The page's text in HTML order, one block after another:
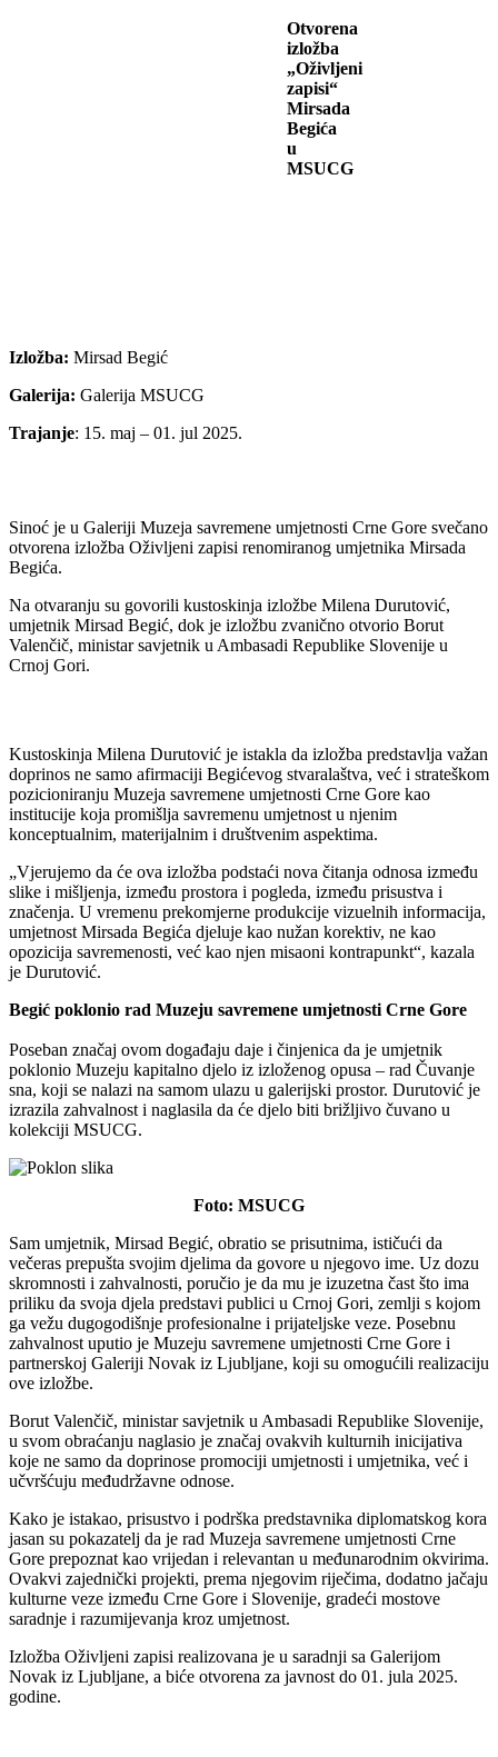
Otvorena
izložba
„Oživljeni
zapisi“
Mirsada
Begića
u
MSUCG
Izložba: Mirsad Begić
Galerija: Galerija MSUCG
Trajanje: 15. maj – 01. jul 2025.
Sinoć je u Galeriji Muzeja savremene umjetnosti Crne Gore svečano
otvorena izložba Oživljeni zapisi renomiranog umjetnika Mirsada
Begića.
Na otvaranju su govorili kustoskinja izložbe Milena Durutović,
umjetnik Mirsad Begić, dok je izložbu zvanično otvorio Borut
Valenčič, ministar savjetnik u Ambasadi Republike Slovenije u
Crnoj Gori.
Kustoskinja Milena Durutović je istakla da izložba predstavlja važan
doprinos ne samo afirmaciji Begićevog stvaralaštva, već i strateškom
pozicioniranju Muzeja savremene umjetnosti Crne Gore kao
institucije koja promišlja savremenu umjetnost u njenim
konceptualnim, materijalnim i društvenim aspektima.
„Vjerujemo da će ova izložba podstaći nova čitanja odnosa između
slike i mišljenja, između prostora i pogleda, između prisustva i
značenja. U vremenu prekomjerne produkcije vizuelnih informacija,
umjetnost Mirsada Begića djeluje kao nužan korektiv, ne kao
opozicija savremenosti, već kao njen misaoni kontrapunkt“, kazala
je Durutović.
Begić poklonio rad Muzeju savremene umjetnosti Crne Gore
Poseban značaj ovom događaju daje i činjenica da je umjetnik
poklonio Muzeju kapitalno djelo iz izloženog opusa – rad Čuvanje
sna, koji se nalazi na samom ulazu u galerijski prostor. Durutović je
izrazila zahvalnost i naglasila da će djelo biti brižljivo čuvano u
kolekciji MSUCG.
Foto: MSUCG
Sam umjetnik, Mirsad Begić, obratio se prisutnima, ističući da
večeras prepušta svojim djelima da govore u njegovo ime. Uz dozu
skromnosti i zahvalnosti, poručio je da mu je izuzetna čast što ima
priliku da svoja djela predstavi publici u Crnoj Gori, zemlji s kojom
ga vežu dugogodišnje profesionalne i prijateljske veze. Posebnu
zahvalnost uputio je Muzeju savremene umjetnosti Crne Gore i
partnerskoj Galeriji Novak iz Ljubljane, koji su omogućili realizaciju
ove izložbe.
Borut Valenčič, ministar savjetnik u Ambasadi Republike Slovenije,
u svom obraćanju naglasio je značaj ovakvih kulturnih inicijativa
koje ne samo da doprinose promociji umjetnosti i umjetnika, već i
učvršćuju međudržavne odnose.
Kako je istakao, prisustvo i podrška predstavnika diplomatskog kora
jasan su pokazatelj da je rad Muzeja savremene umjetnosti Crne
Gore prepoznat kao vrijedan i relevantan u međunarodnim okvirima.
Ovakvi zajednički projekti, prema njegovim riječima, dodatno jačaju
kulturne veze između Crne Gore i Slovenije, gradeći mostove
saradnje i razumijevanja kroz umjetnost.
Izložba Oživljeni zapisi realizovana je u saradnji sa Galerijom
Novak iz Ljubljane, a biće otvorena za javnost do 01. jula 2025.
godine.